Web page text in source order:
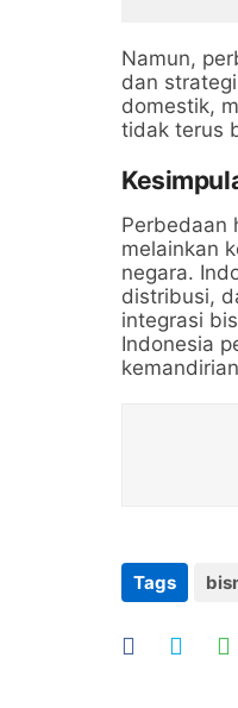
Namun,
dan
domestik,
tidak terus
Perbedaan
melainkan
negara.
distribusi,
integrasi
Indonesia
Tags